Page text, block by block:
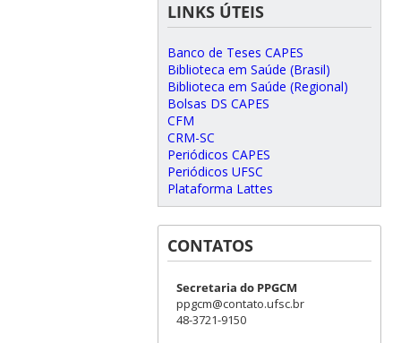
LINKS ÚTEIS
Banco de Teses CAPES
Biblioteca em Saúde (Brasil)
Biblioteca em Saúde (Regional)
Bolsas DS CAPES
CFM
CRM-SC
Periódicos CAPES
Periódicos UFSC
Plataforma Lattes
CONTATOS
Secretaria do PPGCM
ppgcm@contato.ufsc.br
48-3721-9150